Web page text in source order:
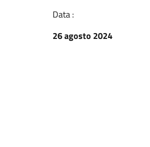
Data :
26 agosto 2024